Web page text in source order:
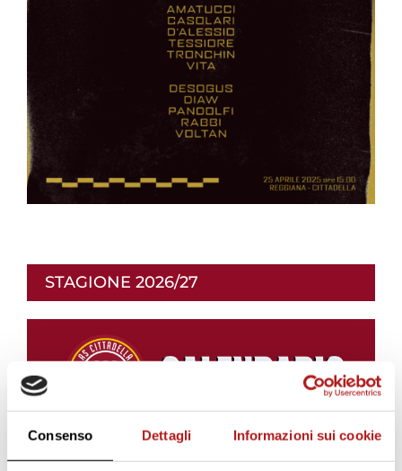
Consenso Dettagli Informazioni sui cookie
STAGIONE 2026/27